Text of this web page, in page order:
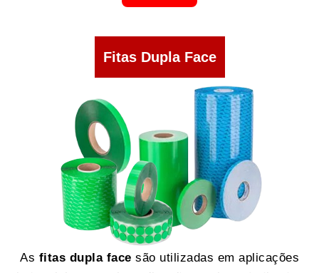
Fitas Dupla Face
As fitas dupla face são utilizadas em aplicações